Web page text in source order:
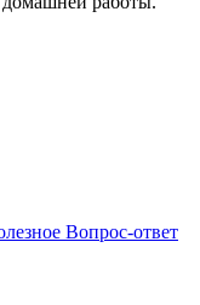
Вопрос-ответ